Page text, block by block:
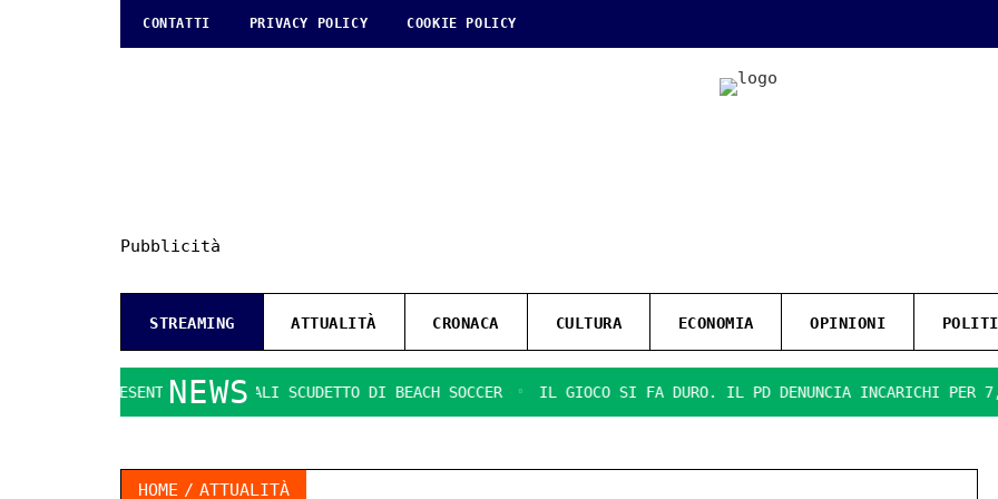
CONTATTI PRIVACY POLICY COOKIE POLICY
Pubblicità
STREAMING ATTUALITÀ CRONACA CULTURA ECONOMIA OPINIONI
NEWS
PRESENTATE LE FINALI SCUDETTO DI BEACH SOCCER IL GIOCO SI FA DURO. IL PD DENUNCIA INCARICHI PER 7,5
HOME ATTUALITÀ